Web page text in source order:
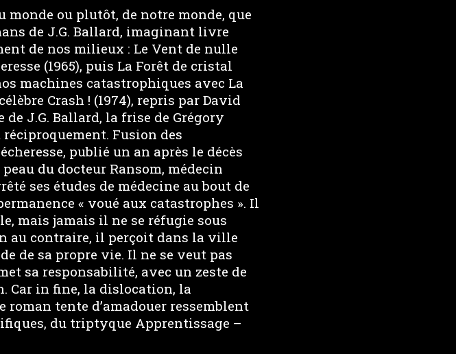
monde ou plutôt, de notre monde, que
de J.G. Ballard, imaginant livre
de nos milieux : Le Vent de nulle
(1965), puis La Forêt de cristal
machines catastrophiques avec La
Crash ! (1974), repris par David
J.G. Ballard, la frise de Grégory
Fusion des
publié un an après le décès
du docteur Ransom, médecin
ses études de médecine au bout de
« voué aux catastrophes ». Il
mais jamais il ne se réfugie sous
au contraire, il perçoit dans la ville
de sa propre vie. Il ne se veut pas
sa responsabilité, avec un zeste de
Car in fine, la dislocation, la
tente d’amadouer ressemblent
du triptyque Apprentissage –